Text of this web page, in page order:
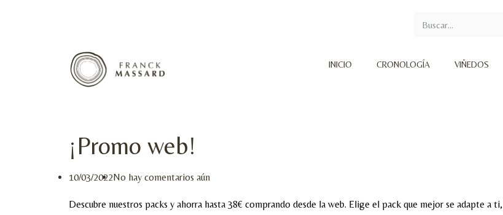
INICIO CRONOLOGÍA VIÑEDOS
¡Promo web!
10/03/2022No hay comentarios aún
Descubre nuestros packs y ahorra hasta 38€ comprando desde la web. Elige el pack que mejor se adapte a